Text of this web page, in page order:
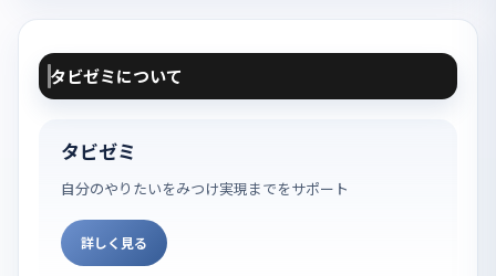
タビゼミについて
タビゼミ
自分のやりたいをみつけ実現までをサポート
詳しく見る